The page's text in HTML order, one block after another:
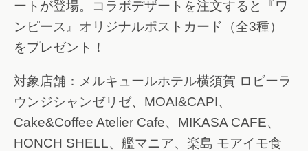
ートが登場。コラボデザートを注文すると『ワ
ンピース』オリジナルポストカード（全3種）
をプレゼント！
対象店舗：メルキュールホテル横須賀 ロビーラ
ウンジシャンゼリゼ、MOAI&CAPI、
Cake&Coffee Atelier Cafe、MIKASA CAFE、
HONCH SHELL、艦マニア、楽島 モアイモ食